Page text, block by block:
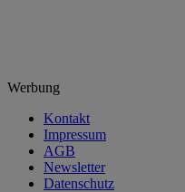
Werbung
Kontakt
Impressum
AGB
Newsletter
Datenschutz